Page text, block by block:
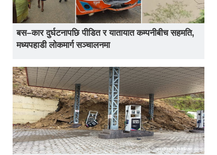
बस–कार दुर्घटनापछि पीडित र यातायात कम्पनीबीच सहमति,
मध्यपहाडी लोकमार्ग सञ्चालनमा